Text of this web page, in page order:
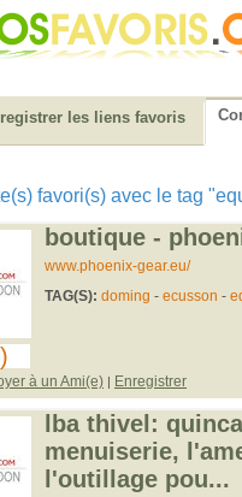
les liens favoris
favori(s) avec le tag
boutique -
www.phoenix-gear.eu/
TAG(S): doming - ecusson -
à un Ami(e) | Enregistrer
lba thivel:
menuiserie,
l'outillage pou...